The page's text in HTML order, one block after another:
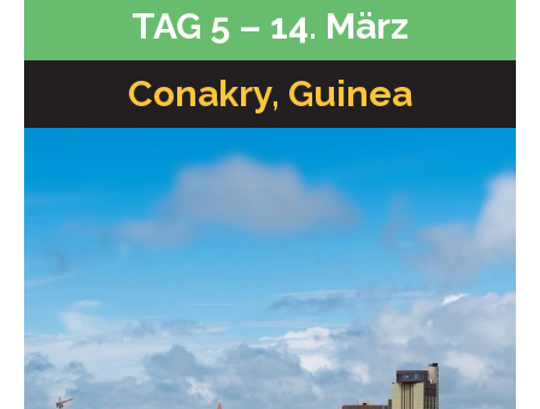
TAG 5 – 14. März
Conakry, Guinea